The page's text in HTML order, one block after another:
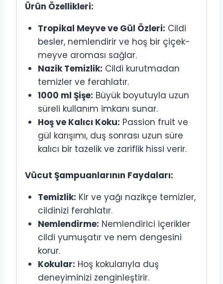
Ürün Özellikleri:
Tropikal Meyve ve Gül Özleri: Cildi
besler, nemlendirir ve hoş bir çiçek-
meyve aroması sağlar.
Nazik Temizlik: Cildi kurutmadan
temizler ve ferahlatır.
1000 ml Şişe: Büyük boyutuyla uzun
süreli kullanım imkanı sunar.
Hoş ve Kalıcı Koku: Passion fruit ve
gül karışımı, duş sonrası uzun süre
kalıcı bir tazelik ve zariflik hissi verir.
Vücut Şampuanlarının Faydaları:
Temizlik: Kir ve yağı nazikçe temizler,
cildinizi ferahlatır.
Nemlendirme: Nemlendirici içerikler
cildi yumuşatır ve nem dengesini
korur.
Kokular: Hoş kokularıyla duş
deneyiminizi zenginleştirir.